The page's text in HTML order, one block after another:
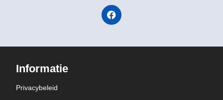
Informatie
Privacybeleid